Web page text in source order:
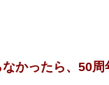
かったら、50